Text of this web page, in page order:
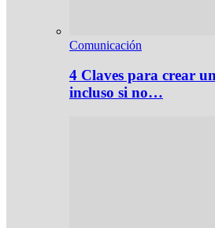
Comunicación
4 Claves para crear
incluso si no…